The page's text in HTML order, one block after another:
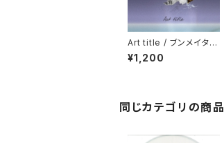
Art title / ブンメイタイ
カ
¥1,200
同じカテゴリの商品